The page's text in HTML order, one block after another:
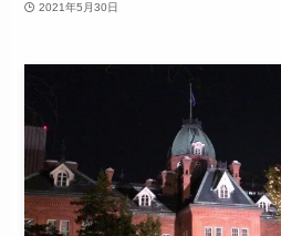
2021年5月30日